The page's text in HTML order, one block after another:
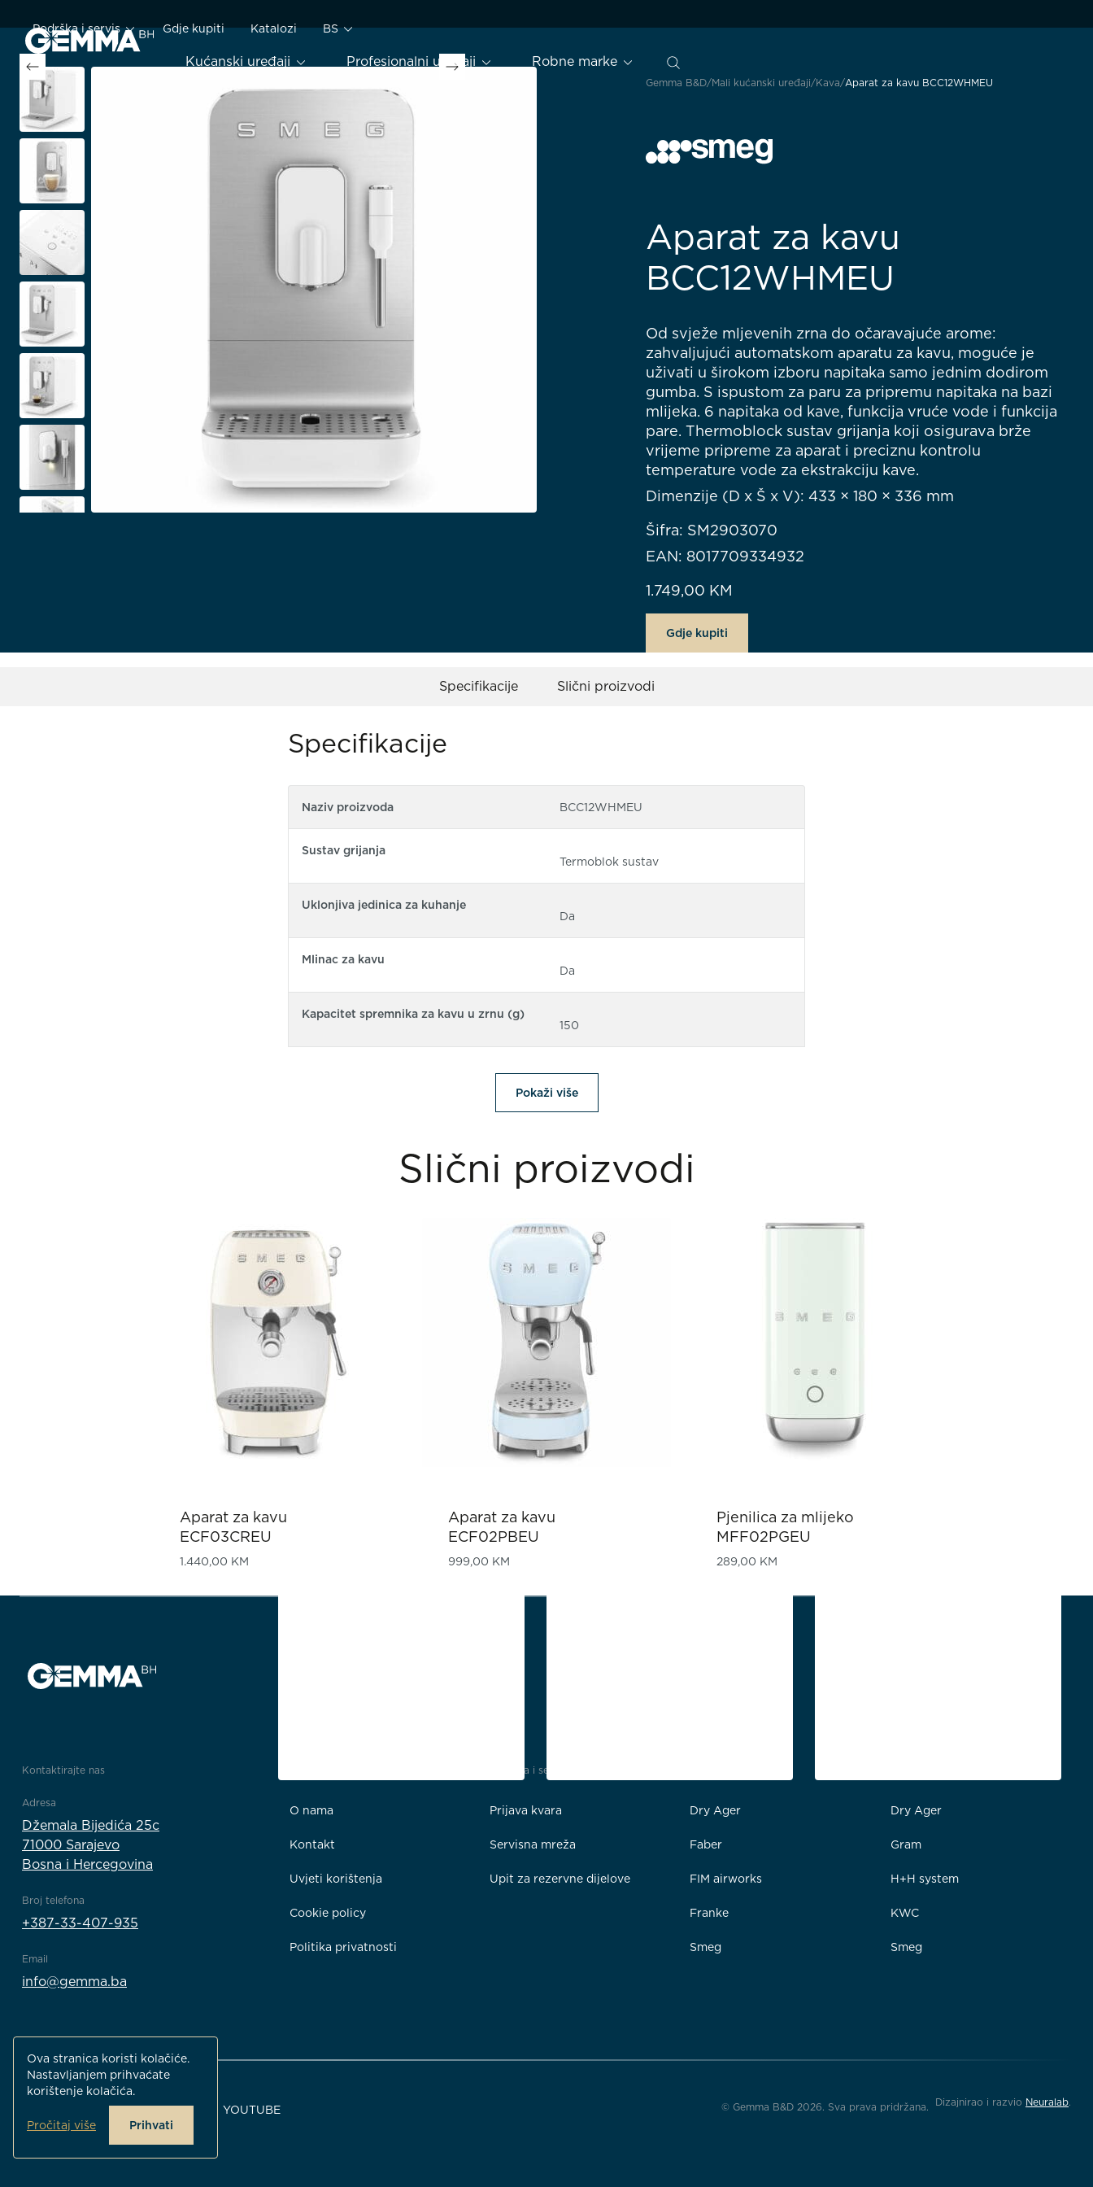
Kućanski uređaji Profesionalni uređaji Robne marke
Podrška i servis Gdje kupiti Katalozi BS
Gemma B&D Mali kućanski uređaji Kava Aparat za kavu BCC12WHMEU
Aparat za kavu
BCC12WHMEU
Od svježe mljevenih zrna do očaravajuće arome:
zahvaljujući automatskom aparatu za kavu, moguće je
uživati ​​u širokom izboru napitaka samo jednim dodirom
gumba. S ispustom za paru za pripremu napitaka na bazi
mlijeka. 6 napitaka od kave, funkcija vruće vode i funkcija
pare. Thermoblock sustav grijanja koji osigurava brže
vrijeme pripreme za aparat i preciznu kontrolu
temperature vode za ekstrakciju kave.
Dimenzije (D x Š x V): 433 × 180 × 336 mm
Šifra: SM2903070
EAN: 8017709334932
1.749,00 KM
Gdje kupiti
Specifikacije Slični proizvodi
Specifikacije
Naziv proizvoda BCC12WHMEU
Sustav grijanja
Termoblok sustav
Uklonjiva jedinica za kuhanje
Da
Mlinac za kavu
Da
Kapacitet spremnika za kavu u zrnu (g)
150
Pokaži više
Slični proizvodi
Aparat za kavu
ECF03CREU
1.440,00 KM
Aparat za kavu
ECF02PBEU
999,00 KM
Pjenilica za mlijeko
MFF02PGEU
289,00 KM
Kontaktirajte nas
Adresa
Džemala Bijedića 25c
71000 Sarajevo
Bosna i Hercegovina
Broj telefona
+387-33-407-935
Email
info@gemma.ba
O nama
Kontakt
Uvjeti korištenja
Cookie policy
Politika privatnosti
Podrška i servis
Prijava kvara
Servisna mreža
Upit za rezervne dijelove
Dry Ager
Faber
FIM airworks
Franke
Smeg
Dry Ager
Gram
H+H system
KWC
Smeg
INSTAGRAM YOUTUBE © Gemma B&D 2026. Sva prava pridržana. Dizajnirao i razvio Neuralab.
Ova stranica koristi kolačiće.
Nastavljanjem prihvaćate
korištenje kolačića.
Pročitaj više Prihvati